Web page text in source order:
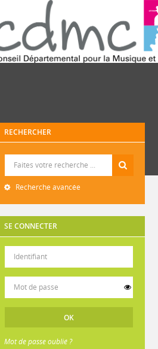
RECHERCHER
Recherche avancée
SE CONNECTER
Mot de passe oublié ?